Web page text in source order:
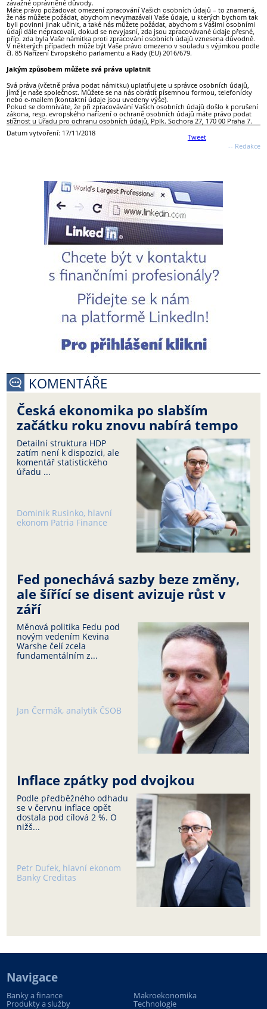
závažné oprávněné důvody.
Máte právo požadovat omezení zpracování Vašich osobních údajů – to znamená,
že nás můžete požádat, abychom nevymazávali Vaše údaje, u kterých bychom tak
byli povinni jinak učinit, a také nás můžete požádat, abychom s Vašimi osobními
údaji dále nepracovali, dokud se nevyjasní, zda jsou zpracovávané údaje přesné,
příp. zda byla Vaše námitka proti zpracování osobních údajů vznesena důvodně.
V některých případech může být Vaše právo omezeno v souladu s výjimkou podle
čl. 85 Nařízení Evropského parlamentu a Rady (EU) 2016/679.
Jakým způsobem můžete svá práva uplatnit
Svá práva (včetně práva podat námitku) uplatňujete u správce osobních údajů,
jímž je naše společnost. Můžete se na nás obrátit písemnou formou, telefonicky
nebo e-mailem (kontaktní údaje jsou uvedeny výše).
Pokud se domníváte, že při zpracovávání Vašich osobních údajů došlo k porušení
zákona, resp. evropského nařízení o ochraně osobních údajů máte právo podat
stížnost u Úřadu pro ochranu osobních údajů, Pplk. Sochora 27, 170 00 Praha 7.
Tweet
Datum vytvoření: 17/11/2018
-- Redakce
KOMENTÁŘE
Česká ekonomika po slabším
začátku roku znovu nabírá tempo
Detailní struktura HDP
zatím není k dispozici, ale
komentář statistického
úřadu ...
Dominik Rusinko, hlavní
ekonom Patria Finance
Fed ponechává sazby beze změny,
ale šířící se disent avizuje růst v
září
Měnová politika Fedu pod
novým vedením Kevina
Warshe čelí zcela
fundamentálním z...
Jan Čermák, analytik ČSOB
Inflace zpátky pod dvojkou
Podle předběžného odhadu
se v červnu inflace opět
dostala pod cílová 2 %. O
nižš...
Petr Dufek, hlavní ekonom
Banky Creditas
Navigace
Banky a finance Makroekonomika
Produkty a služby Technologie